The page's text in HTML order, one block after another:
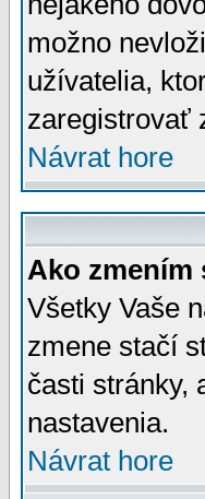
možno
užívatelia,
zaregistrovať
Návrat hore
Ako zmením
Všetky Vaše
zmene stačí
časti stránky,
nastavenia.
Návrat hore